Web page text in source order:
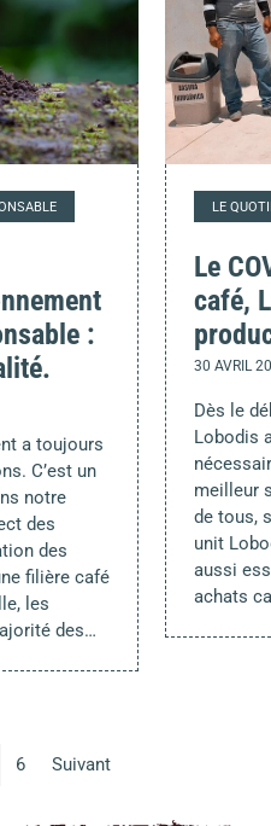
:
a toujours
C’est un
notre
des
des
filière café
les
des…
LE
Le
café,
30 AVRIL
Dès le
Lobodis
meilleur
de tous,
unit
aussi
achats
6 Suivant